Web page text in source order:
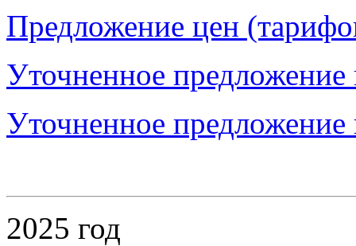
Предложение цен
Уточненное
Уточненное
2025 год